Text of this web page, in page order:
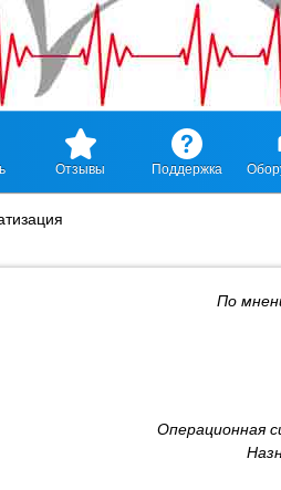
Отзывы Поддержка
По
Операционная